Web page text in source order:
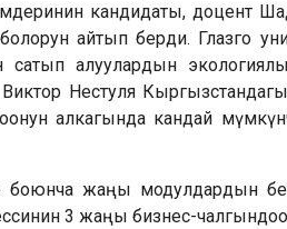
кандидаты, доцент
айтып берди. Глазго
сатып алуулардын
Нестуля
алкагында кандай
жаңы модулдардын
3 жаңы бизнес-